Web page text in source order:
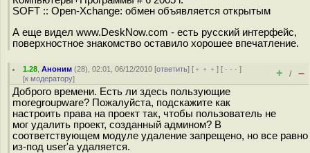
SOFT :: Open-Xchange: обмен объявляется открытым
А еще видел www.DeskNow.com - есть русский интерфейс,
поверхностное знакомство оставило хорошее впечатление.
1.28 ,Аноним (28), 02:01, 06/12/2010 [ответить] [ ﹢﹢﹢] [ · · ·]
[к модератору] + / –
Доброго времени. Есть ли здесь пользующие
moregroupware? Пожалуйста, подскажите как
настроить права на проект так, чтобы пользователь не
мог удалить проект, созданный админом? В
соответствующем модуле удаление запрещено, но все равно
из-под user'а удаляется.